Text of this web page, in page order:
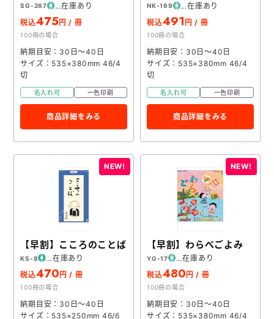
SG-267
在庫あり
税込475円 / 冊
100冊の場合
納期目安：30日～40日
サイズ：535×380mm 46/4
切
名入れ可 一色印刷
商品詳細をみる
NK-169
在庫あり
税込491 円 / 冊
100冊の場合
納期目安：30日～40日
サイズ：535×380mm 46/4
切
名入れ可 一色印刷
商品詳細をみる
【早割】こころのことば
KS-8
在庫あり
税込470 円 / 冊
100冊の場合
納期目安：30日～40日
サイズ：535×250mm 46/6
【早割】わらべごよみ
YG-17
在庫あり
税込480 円 / 冊
100冊の場合
納期目安：30日～40日
サイズ：535×380mm 46/4